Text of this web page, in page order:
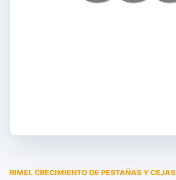
RIMEL CRECIMIENTO DE PESTAÑAS Y CEJAS